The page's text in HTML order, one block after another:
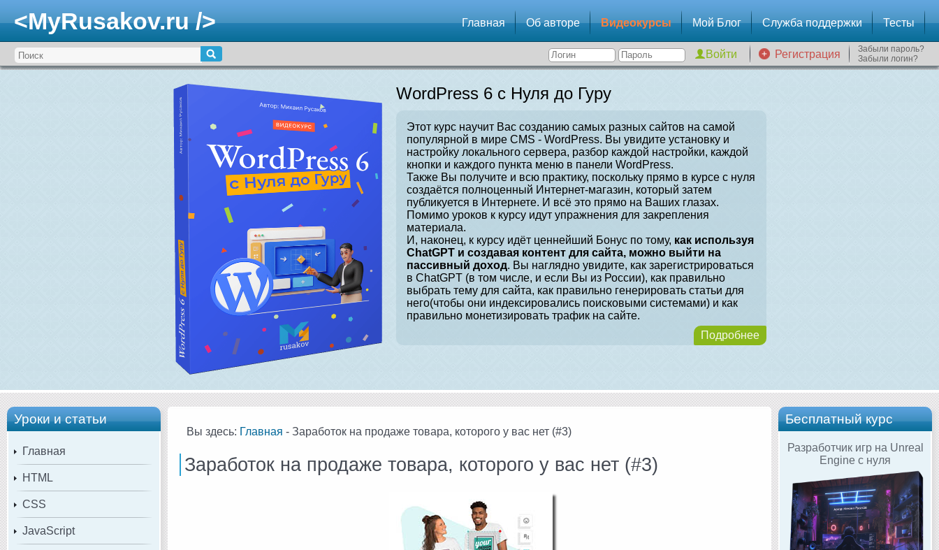
<MyRusakov.ru /> Главная Об авторе Видеокурсы Мой Блог Служба поддержки Тесты
Регистрация
Забыли пароль?
Забыли логин?
WordPress 6 с Нуля до Гуру
Этот курс научит Вас созданию самых разных сайтов на самой
популярной в мире CMS - WordPress. Вы увидите установку и
настройку локального сервера, разбор каждой настройки, каждой
кнопки и каждого пункта меню в панели WordPress.
Также Вы получите и всю практику, поскольку прямо в курсе с нуля
создаётся полноценный Интернет-магазин, который затем
публикуется в Интернете. И всё это прямо на Ваших глазах.
Помимо уроков к курсу идут упражнения для закрепления
материала.
И, наконец, к курсу идёт ценнейший Бонус по тому, как используя
ChatGPT и создавая контент для сайта, можно выйти на
пассивный доход. Вы наглядно увидите, как зарегистрироваться
в ChatGPT (в том числе, и если Вы из России), как правильно
выбрать тему для сайта, как правильно генерировать статьи для
него(чтобы они индексировались поисковыми системами) и как
правильно монетизировать трафик на сайте.
Подробнее
Уроки и статьи
Главная
HTML
CSS
JavaScript
Бесплатный курс
Разработчик игр на Unreal
Engine с нуля
Вы здесь: Главная - Заработок на продаже товара, которого у вас нет (#3)
Заработок на продаже товара, которого у вас нет (#3)